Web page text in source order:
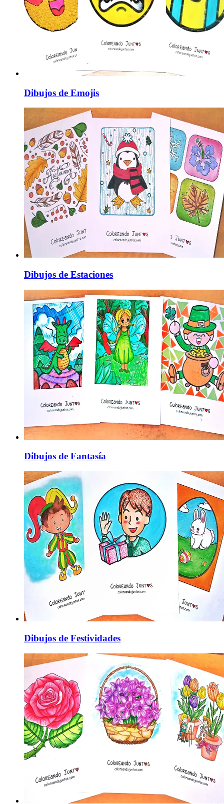
Dibujos de Emojis
Dibujos de Estaciones
Dibujos de Fantasía
Dibujos de Festividades